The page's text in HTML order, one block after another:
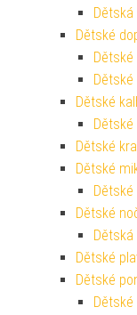
Dětské
Dětské
Dětské
Dětské
Dětské
Dětské
Dětské